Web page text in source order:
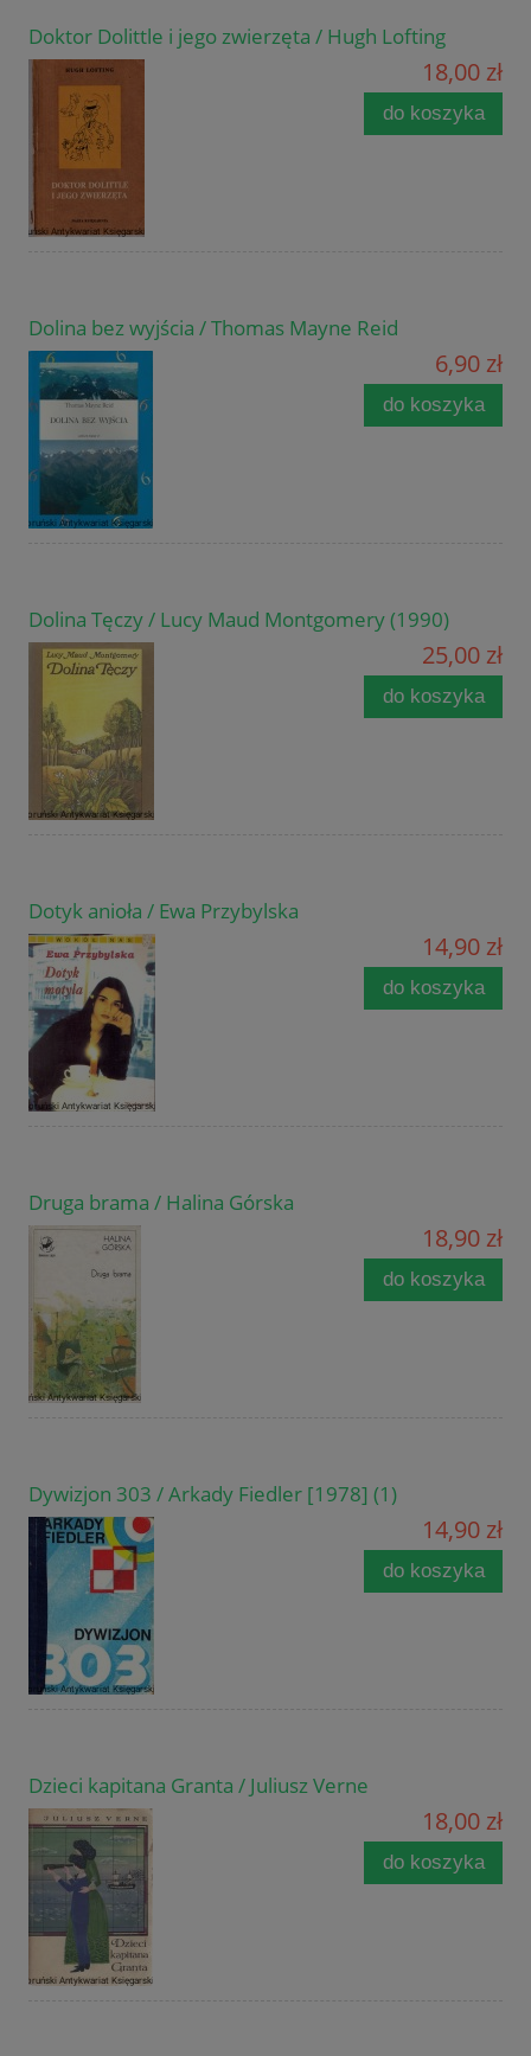
Doktor Dolittle i jego zwierzęta / Hugh Lofting
18,00 zł
do koszyka
Dolina bez wyjścia / Thomas Mayne Reid
6,90 zł
do koszyka
Dolina Tęczy / Lucy Maud Montgomery (1990)
25,00 zł
do koszyka
Dotyk anioła / Ewa Przybylska
14,90 zł
do koszyka
Druga brama / Halina Górska
18,90 zł
do koszyka
Dywizjon 303 / Arkady Fiedler [1978] (1)
14,90 zł
do koszyka
Dzieci kapitana Granta / Juliusz Verne
18,00 zł
do koszyka